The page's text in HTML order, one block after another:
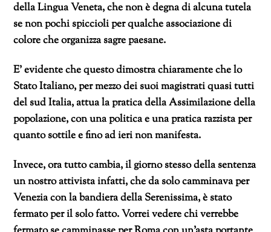
della Lingua Veneta, che non è degna di alcuna tutela
se non pochi spiccioli per qualche associazione di
colore che organizza sagre paesane.
E’ evidente che questo dimostra chiaramente che lo
Stato Italiano, per mezzo dei suoi magistrati quasi tutti
del sud Italia, attua la pratica della Assimilazione della
popolazione, con una politica e una pratica razzista per
quanto sottile e fino ad ieri non manifesta.
Invece, ora tutto cambia, il giorno stesso della sentenza
un nostro attivista infatti, che da solo camminava per
Venezia con la bandiera della Serenissima, è stato
fermato per il solo fatto. Vorrei vedere chi verrebbe